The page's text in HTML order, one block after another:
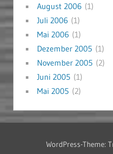
August 2006(1)
Juli 2006(1)
Mai 2006(1)
Dezember 2005 (1)
November 2005 (2)
Juni 2005 (1)
Mai 2005 (2)
WordPress-Theme: